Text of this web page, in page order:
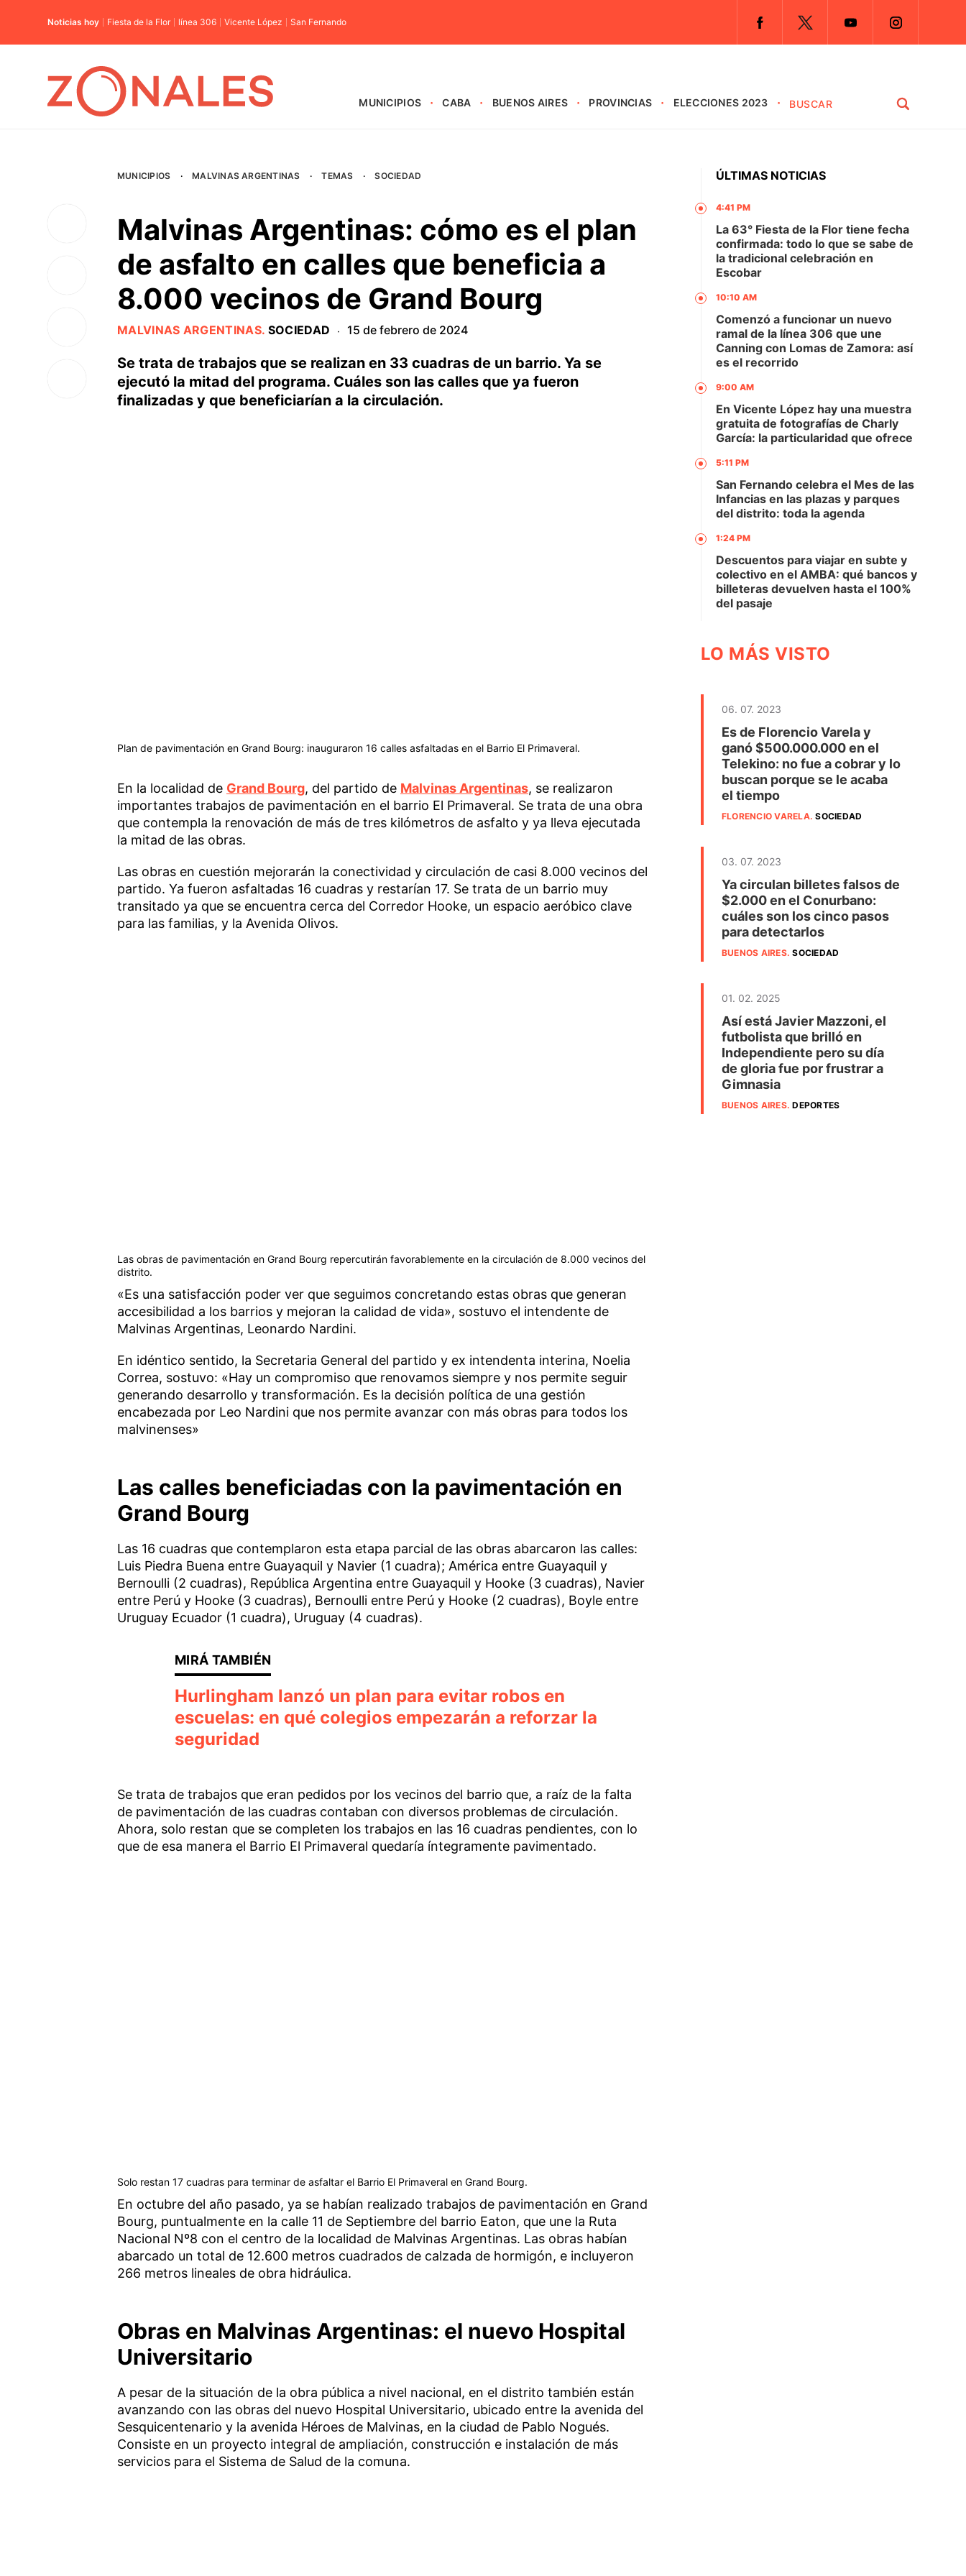
Noticias hoy Fiesta de la Flor línea 306 Vicente López San Fernando
MUNICIPIOS CABA BUENOS AIRES PROVINCIAS ELECCIONES 2023
MUNICIPIOS · MALVINAS ARGENTINAS · TEMAS · SOCIEDAD
Malvinas Argentinas: cómo es el plan
de asfalto en calles que beneficia a
8.000 vecinos de Grand Bourg
MALVINAS ARGENTINAS. SOCIEDAD · 15 de febrero de 2024
Se trata de trabajos que se realizan en 33 cuadras de un barrio. Ya se
ejecutó la mitad del programa. Cuáles son las calles que ya fueron
finalizadas y que beneficiarían a la circulación.
Plan de pavimentación en Grand Bourg: inauguraron 16 calles asfaltadas en el Barrio El Primaveral.
En la localidad de Grand Bourg, del partido de Malvinas Argentinas, se realizaron
importantes trabajos de pavimentación en el barrio El Primaveral. Se trata de una obra
que contempla la renovación de más de tres kilómetros de asfalto y ya lleva ejecutada
la mitad de las obras.
Las obras en cuestión mejorarán la conectividad y circulación de casi 8.000 vecinos del
partido. Ya fueron asfaltadas 16 cuadras y restarían 17. Se trata de un barrio muy
transitado ya que se encuentra cerca del Corredor Hooke, un espacio aeróbico clave
para las familias, y la Avenida Olivos.
Las obras de pavimentación en Grand Bourg repercutirán favorablemente en la circulación de 8.000 vecinos del
distrito.
«Es una satisfacción poder ver que seguimos concretando estas obras que generan
accesibilidad a los barrios y mejoran la calidad de vida», sostuvo el intendente de
Malvinas Argentinas, Leonardo Nardini.
En idéntico sentido, la Secretaria General del partido y ex intendenta interina, Noelia
Correa, sostuvo: «Hay un compromiso que renovamos siempre y nos permite seguir
generando desarrollo y transformación. Es la decisión política de una gestión
encabezada por Leo Nardini que nos permite avanzar con más obras para todos los
malvinenses»
Las calles beneficiadas con la pavimentación en
Grand Bourg
Las 16 cuadras que contemplaron esta etapa parcial de las obras abarcaron las calles:
Luis Piedra Buena entre Guayaquil y Navier (1 cuadra); América entre Guayaquil y
Bernoulli (2 cuadras), República Argentina entre Guayaquil y Hooke (3 cuadras), Navier
entre Perú y Hooke (3 cuadras), Bernoulli entre Perú y Hooke (2 cuadras), Boyle entre
Uruguay Ecuador (1 cuadra), Uruguay (4 cuadras).
Hurlingham lanzó un plan para evitar robos en
escuelas: en qué colegios empezarán a reforzar la
seguridad
Se trata de trabajos que eran pedidos por los vecinos del barrio que, a raíz de la falta
de pavimentación de las cuadras contaban con diversos problemas de circulación.
Ahora, solo restan que se completen los trabajos en las 16 cuadras pendientes, con lo
que de esa manera el Barrio El Primaveral quedaría íntegramente pavimentado.
Solo restan 17 cuadras para terminar de asfaltar el Barrio El Primaveral en Grand Bourg.
En octubre del año pasado, ya se habían realizado trabajos de pavimentación en Grand
Bourg, puntualmente en la calle 11 de Septiembre del barrio Eaton, que une la Ruta
Nacional Nº8 con el centro de la localidad de Malvinas Argentinas. Las obras habían
abarcado un total de 12.600 metros cuadrados de calzada de hormigón, e incluyeron
266 metros lineales de obra hidráulica.
Obras en Malvinas Argentinas: el nuevo Hospital
Universitario
A pesar de la situación de la obra pública a nivel nacional, en el distrito también están
avanzando con las obras del nuevo Hospital Universitario, ubicado entre la avenida del
Sesquicentenario y la avenida Héroes de Malvinas, en la ciudad de Pablo Nogués.
Consiste en un proyecto integral de ampliación, construcción e instalación de más
servicios para el Sistema de Salud de la comuna.
ÚLTIMAS NOTICIAS
4:41 PM
La 63° Fiesta de la Flor tiene fecha
confirmada: todo lo que se sabe de
la tradicional celebración en
Escobar
10:10 AM
Comenzó a funcionar un nuevo
ramal de la línea 306 que une
Canning con Lomas de Zamora: así
es el recorrido
9:00 AM
En Vicente López hay una muestra
gratuita de fotografías de Charly
García: la particularidad que ofrece
5:11 PM
San Fernando celebra el Mes de las
Infancias en las plazas y parques
del distrito: toda la agenda
1:24 PM
Descuentos para viajar en subte y
colectivo en el AMBA: qué bancos y
billeteras devuelven hasta el 100%
del pasaje
LO MÁS VISTO
06. 07. 2023
Es de Florencio Varela y
ganó $500.000.000 en el
Telekino: no fue a cobrar y lo
buscan porque se le acaba
el tiempo
FLORENCIO VARELA.SOCIEDAD
03. 07. 2023
Ya circulan billetes falsos de
$2.000 en el Conurbano:
cuáles son los cinco pasos
para detectarlos
BUENOS AIRES.SOCIEDAD
01. 02. 2025
Así está Javier Mazzoni, el
futbolista que brilló en
Independiente pero su día
de gloria fue por frustrar a
Gimnasia
BUENOS AIRES.DEPORTES